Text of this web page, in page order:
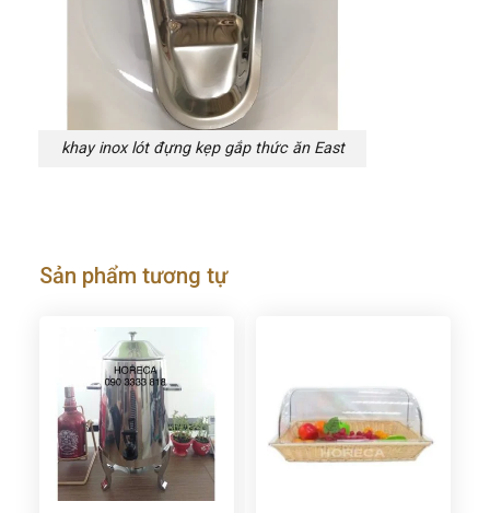
khay inox lót đựng kẹp gắp thức ăn East
Sản phẩm tương tự